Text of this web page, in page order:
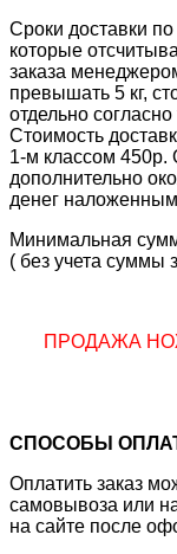
Сроки доставки
которые
заказа
превышать 5 кг,
отдельно
Стоимость
1-м классом 450р.
дополнительно
денег
Минимальная
( без учета суммы
ПРОДАЖА
СПОСОБЫ
Оплатить заказ
самовывоза или
на сайте после